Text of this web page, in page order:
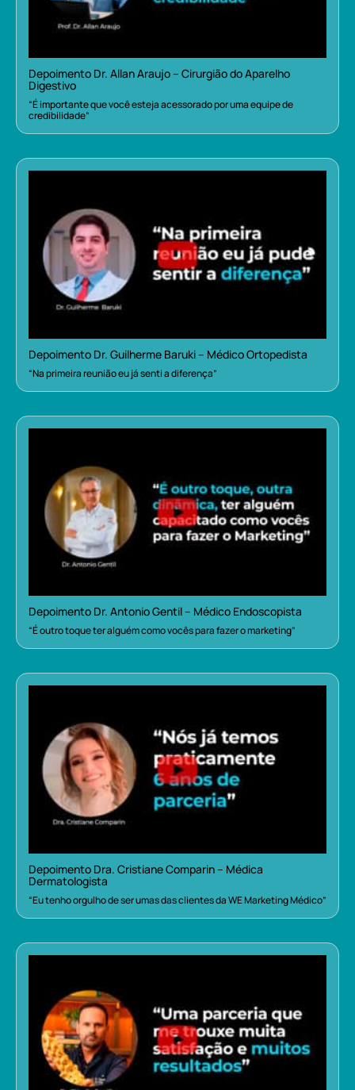
Depoimento Dr. Allan Araujo – Cirurgião do Aparelho
Digestivo
“É importante que você esteja acessorado por uma equipe de
credibilidade”
Depoimento Dr. Guilherme Baruki – Médico Ortopedista
“Na primeira reunião eu já senti a diferença”
Depoimento Dr. Antonio Gentil – Médico Endoscopista
“É outro toque ter alguém como vocês para fazer o marketing”
Depoimento Dra. Cristiane Comparin – Médica
Dermatologista
“Eu tenho orgulho de ser umas das clientes da WE Marketing Médico”